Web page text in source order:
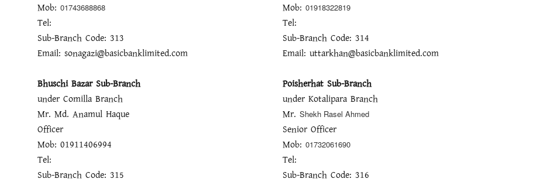
Mob: 01743688868
Tel:
Sub-Branch Code: 313
Email: sonagazi@basicbanklimited.com
Mob: 01918322819
Tel:
Sub-Branch Code: 314
Email: uttarkhan@basicbanklimited.com
Bhuschi Bazar Sub-Branch
under Comilla Branch
Mr. Md. Anamul Haque
Officer
Mob: 01911406994
Tel:
Sub-Branch Code: 315
Poisherhat Sub-Branch
under Kotalipara Branch
Mr. Shekh Rasel Ahmed
Senior Officer
Mob: 01732061690
Tel:
Sub-Branch Code: 316